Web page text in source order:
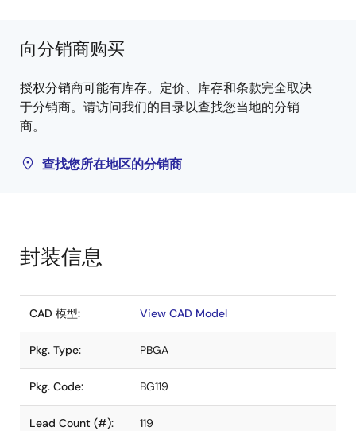
向分销商购买
授权分销商可能有库存。定价、库存和条款完全取决
于分销商。请访问我们的目录以查找您当地的分销
商。
查找您所在地区的分销商
封装信息
CAD 模型: View CAD Model
Pkg. Type: PBGA
Pkg. Code: BG119
Lead Count (#): 119